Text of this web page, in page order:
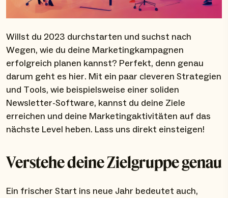
Willst du 2023 durchstarten und suchst nach
Wegen, wie du deine Marketingkampagnen
erfolgreich planen kannst? Perfekt, denn genau
darum geht es hier. Mit ein paar cleveren Strategien
und Tools, wie beispielsweise einer soliden
Newsletter-Software, kannst du deine Ziele
erreichen und deine Marketingaktivitäten auf das
nächste Level heben. Lass uns direkt einsteigen!
Verstehe deine Zielgruppe genau
Ein frischer Start ins neue Jahr bedeutet auch,